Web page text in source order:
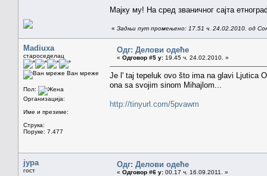
Мајку му! На сред званичног сајта
« Задњи пут промењено: 17.51 ч. 24.02.2010. од
Madiuxa
староседелац
Ван мреже
Пол:
Организација:
Име и презиме:
Струка:
Поруке: 7.477
Одг: Делови одеће
« Одговор #5 у: 19.45 ч. 24.02.2010. »
Je l' taj tepeluk ovo što ima na glavi Ljutica
ona sa svojim sinom Mihajlom...
http://tinyurl.com/5pvawm
јура
гост
Одг: Делови одеће
« Одговор #6 у: 00.17 ч. 16.09.2011. »